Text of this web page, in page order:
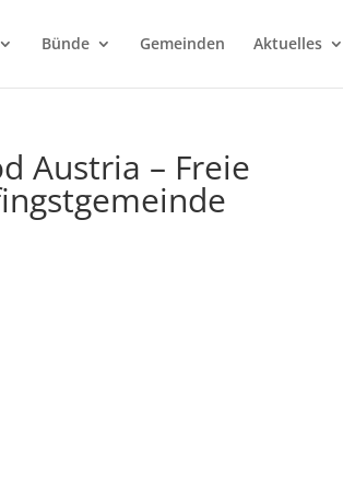
Bünde Gemeinden Aktuelles
Austria – Freie